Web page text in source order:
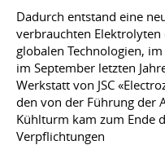
Dadurch entstand eine
verbrauchten
globalen Technologien,
im September letzten
Werkstatt von JSC
den von der Führung der
Kühlturm kam zum Ende
Verpflichtungen